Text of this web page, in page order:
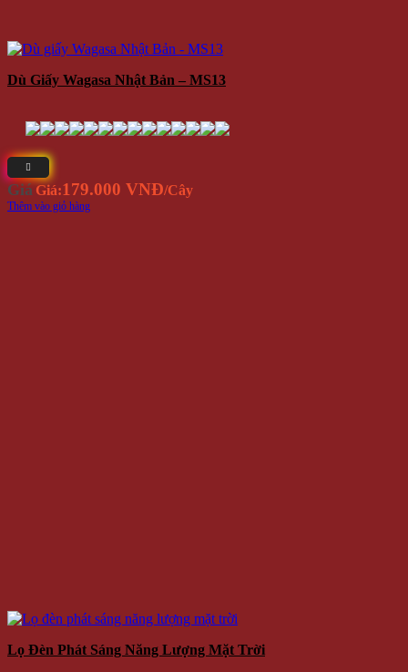
Dù Giấy Wagasa Nhật Bản – MS13
Giá Giá:179.000 VNĐ/Cây
Thêm vào giỏ hàng
Lọ Đèn Phát Sáng Năng Lượng Mặt Trời